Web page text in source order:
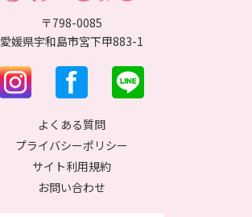
〒798-0085
愛媛県宇和島市宮下甲883-1
よくある質問
プライバシーポリシー
サイト利用規約
お問い合わせ